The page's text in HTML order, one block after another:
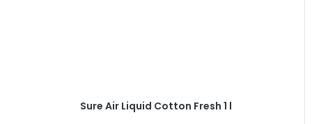
Sure Air Liquid Cotton Fresh 1 l